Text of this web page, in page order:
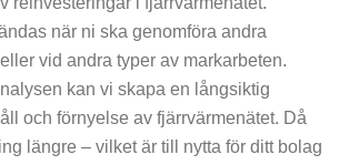
när ni ska genomföra andra
vid andra typer av markarbeten.
kan vi skapa en långsiktig
och förnyelse av fjärrvärmenätet. Då
längre – vilket är till nytta för ditt bolag